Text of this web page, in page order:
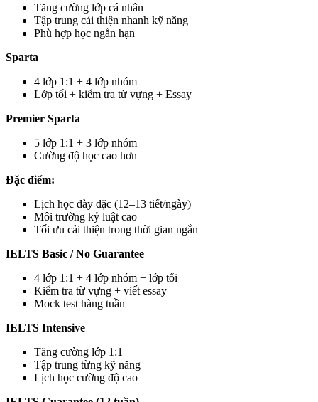
Tăng cường lớp cá nhân
Tập trung cải thiện nhanh kỹ năng
Phù hợp học ngắn hạn
Sparta
4 lớp 1:1 + 4 lớp nhóm
Lớp tối + kiểm tra từ vựng + Essay
Premier Sparta
5 lớp 1:1 + 3 lớp nhóm
Cường độ học cao hơn
Đặc điểm:
Lịch học dày đặc (12–13 tiết/ngày)
Môi trường kỷ luật cao
Tối ưu cải thiện trong thời gian ngắn
IELTS Basic / No Guarantee
4 lớp 1:1 + 4 lớp nhóm + lớp tối
Kiểm tra từ vựng + viết essay
Mock test hàng tuần
IELTS Intensive
Tăng cường lớp 1:1
Tập trung từng kỹ năng
Lịch học cường độ cao